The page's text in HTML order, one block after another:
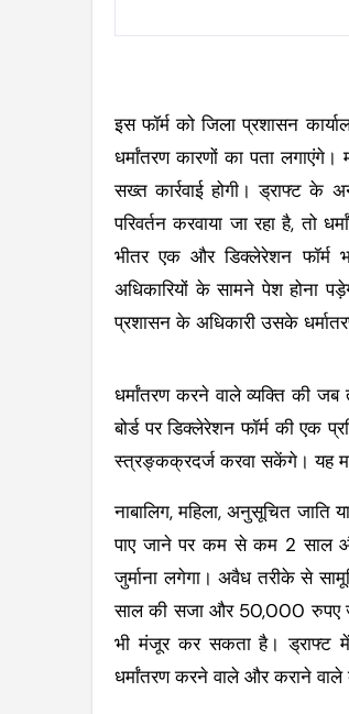
इस फॉर्म को जिला प्रशासन
धर्मांतरण कारणों का पता
सख्त कार्रवाई होगी। ड्राफ्ट के
परिवर्तन करवाया जा रहा है, तो
भीतर एक और डिक्लेरेशन फॉर्म
अधिकारियों के सामने पेश होना
प्रशासन के अधिकारी उसके
धर्मांतरण करने वाले व्यक्ति की
बोर्ड पर डिक्लेरेशन फॉर्म की एक
स्त्रङ्कक्रदर्ज करवा सकेंगे। यह
नाबालिग, महिला, अनुसूचित
पाए जाने पर कम से कम 2 साल
जुर्माना लगेगा। अवैध तरीके से
साल की सजाऔर 50,000 रुपए
भी मंजूर कर सकता है। ड्राफ्ट में
धर्मांतरण करने वाले और कराने वाले